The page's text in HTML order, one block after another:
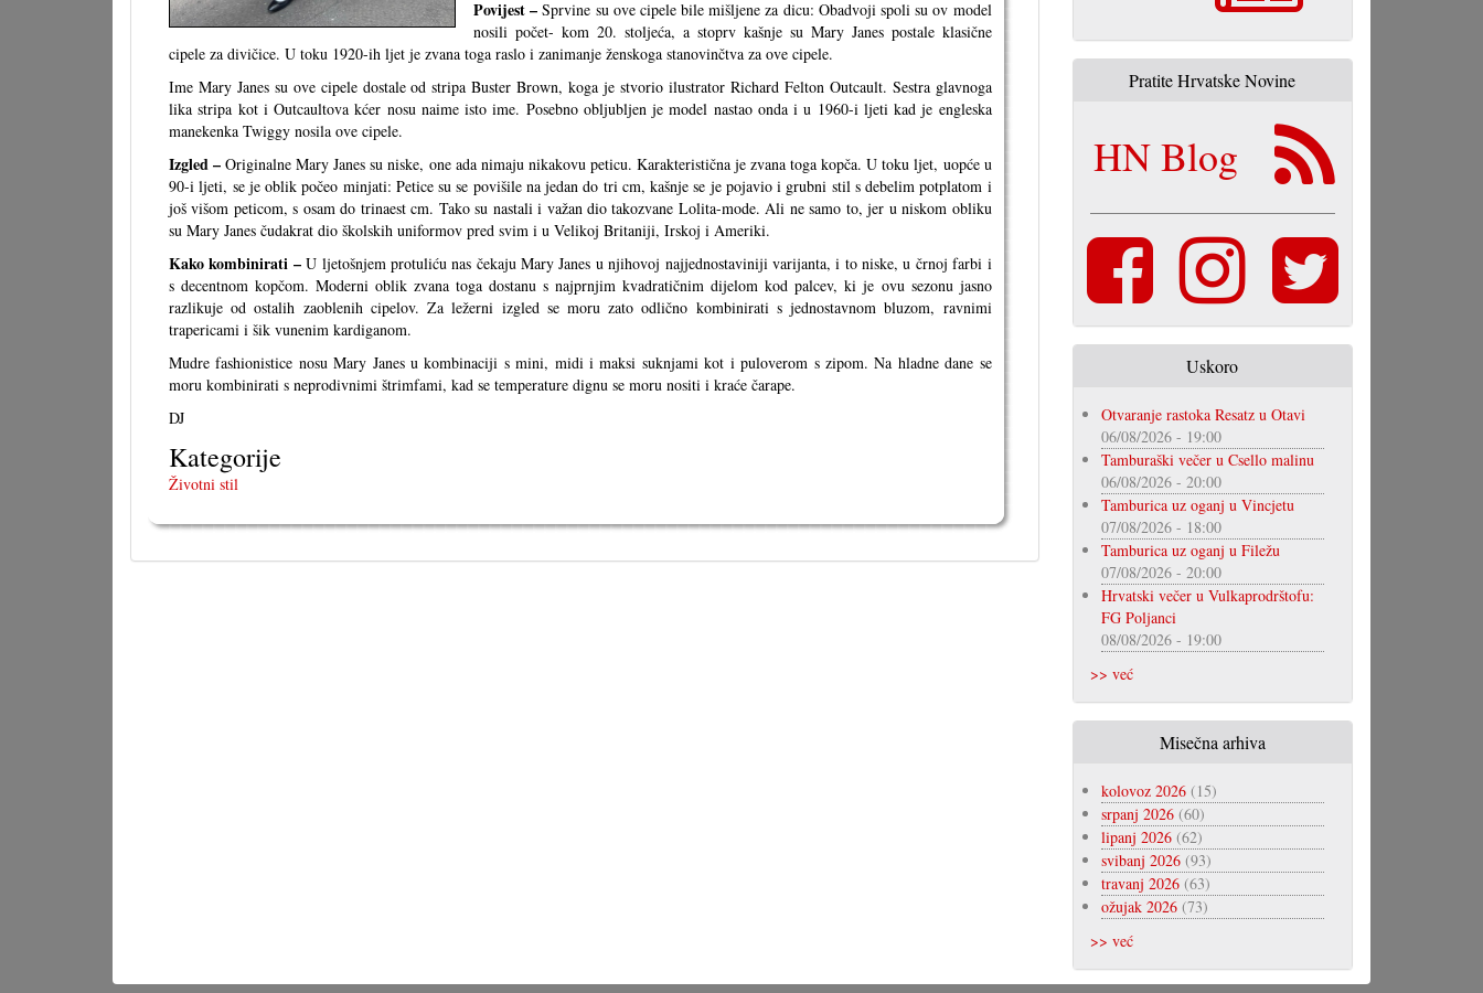
Povijest – Sprvine su ove cipele bile mišljene za dicu: Obadvoji spoli su ov model
nosili počet- kom 20. stoljeća, a stoprv kašnje su Mary Janes postale klasične
cipele za divičice. U toku 1920-ih ljet je zvana toga raslo i zanimanje ženskoga stanovinčtva za ove cipele.
Ime Mary Janes su ove cipele dostale od stripa Buster Brown, koga je stvorio ilustrator Richard Felton Outcault. Sestra glavnoga
lika stripa kot i Outcaultova kćer nosu naime isto ime. Posebno obljubljen je model nastao onda i u 1960-i ljeti kad je engleska
manekenka Twiggy nosila ove cipele.
Izgled – Originalne Mary Janes su niske, one ada nimaju nikakovu peticu. Karakteristična je zvana toga kopča. U toku ljet, uopće u
90-i ljeti, se je oblik počeo minjati: Petice su se povišile na jedan do tri cm, kašnje se je pojavio i grubni stil s debelim potplatom i
još višom peticom, s osam do trinaest cm. Tako su nastali i važan dio takozvane Lolita-mode. Ali ne samo to, jer u niskom obliku
su Mary Janes čudakrat dio školskih uniformov pred svim i u Velikoj Britaniji, Irskoj i Ameriki.
Kako kombinirati –U ljetošnjem protuliću nas čekaju Mary Janes u njihovoj najjednostaviniji varijanta, i to niske, u črnoj farbi i
s decentnom kopčom. Moderni oblik zvana toga dostanu s najprnjim kvadratičnim dijelom kod palcev, ki je ovu sezonu jasno
razlikuje od ostalih zaoblenih cipelov. Za ležerni izgled se moru zato odlično kombinirati s jednostavnom bluzom, ravnimi
trapericami i šik vunenim kardiganom.
Mudre fashionistice nosu Mary Janes u kombinaciji s mini, midi i maksi suknjami kot i puloverom s zipom. Na hladne dane se
moru kombinirati s neprodivnimi štrimfami, kad se temperature dignu se moru nositi i kraće čarape.
DJ
Kategorije
Životni stil
Pratite Hrvatske Novine
HN Blog
Uskoro
Otvaranje rastoka Resatz u Otavi
06/08/2026 - 19:00
Tamburaški večer u Csello malinu
06/08/2026 - 20:00
Tamburica uz oganj u Vincjetu
07/08/2026 - 18:00
Tamburica uz oganj u Filežu
07/08/2026 - 20:00
Hrvatski večer u Vulkaprodrštofu:
FG Poljanci
08/08/2026 - 19:00
>> već
Misečna arhiva
kolovoz 2026(15)
srpanj 2026(60)
lipanj 2026(62)
svibanj 2026(93)
travanj 2026(63)
ožujak 2026(73)
>> već